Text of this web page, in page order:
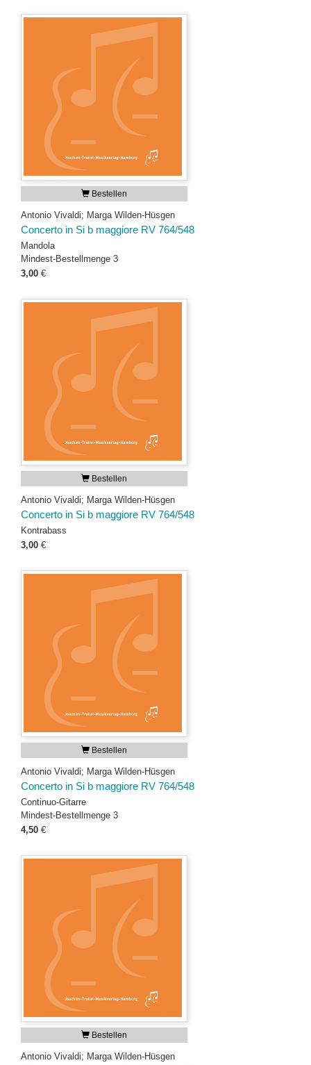
Bestellen
Antonio Vivaldi; Marga Wilden-Hüsgen
Concerto in Si b maggiore RV 764/548
Mandola
Mindest-Bestellmenge 3
3,00 €
Bestellen
Antonio Vivaldi; Marga Wilden-Hüsgen
Concerto in Si b maggiore RV 764/548
Kontrabass
3,00 €
Bestellen
Antonio Vivaldi; Marga Wilden-Hüsgen
Concerto in Si b maggiore RV 764/548
Continuo-Gitarre
Mindest-Bestellmenge 3
4,50 €
Bestellen
Antonio Vivaldi; Marga Wilden-Hüsgen